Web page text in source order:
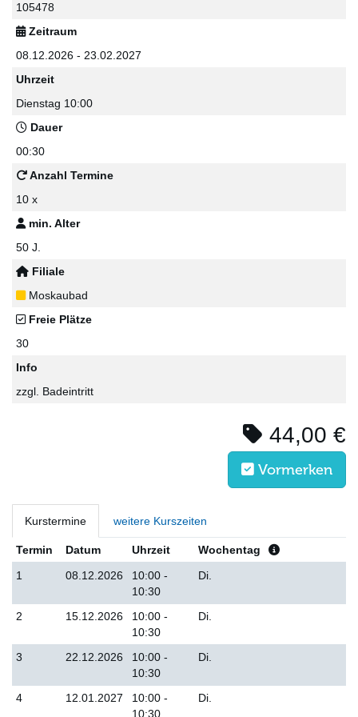
105478
Zeitraum
08.12.2026 - 23.02.2027
Uhrzeit
Dienstag 10:00
Dauer
00:30
Anzahl Termine
10 x
min. Alter
50 J.
Filiale
Moskaubad
Freie Plätze
30
Info
zzgl. Badeintritt
44,00 €
Vormerken
Kurstermine weitere Kurszeiten
Termin Datum Uhrzeit
Wochentag
1
08.12.2026
10:00 -
10:30
Di.
2 15.12.2026
10:00 -
10:30
Di.
3 22.12.2026
10:00 -
10:30
Di.
4 12.01.2027
10:00 -
10:30
Di.